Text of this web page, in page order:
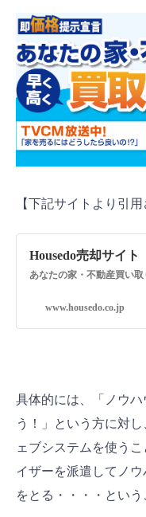
【下記サイトより引
Housedo売却サイト
www.housedo.co.jp
具体的には、「ノウ
う！」という方に対
ェブシステムを使う
イザーを派遣してノ
をとる・・・・という